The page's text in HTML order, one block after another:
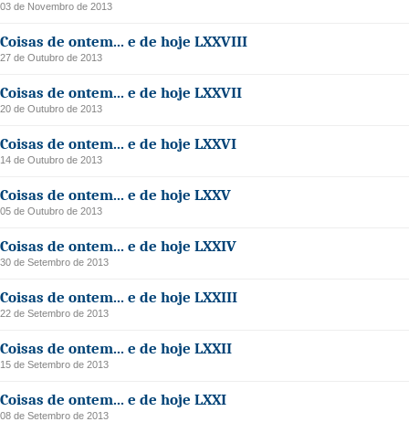
03 de Novembro de 2013
Coisas de ontem... e de hoje LXXVIII
27 de Outubro de 2013
Coisas de ontem... e de hoje LXXVII
20 de Outubro de 2013
Coisas de ontem... e de hoje LXXVI
14 de Outubro de 2013
Coisas de ontem... e de hoje LXXV
05 de Outubro de 2013
Coisas de ontem... e de hoje LXXIV
30 de Setembro de 2013
Coisas de ontem... e de hoje LXXIII
22 de Setembro de 2013
Coisas de ontem... e de hoje LXXII
15 de Setembro de 2013
Coisas de ontem... e de hoje LXXI
08 de Setembro de 2013